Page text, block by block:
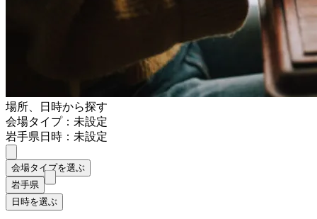
場所、日時から探す
会場タイプ：未設定
岩手県日時：未設定
会場タイプを選ぶ
岩手県
日時を選ぶ